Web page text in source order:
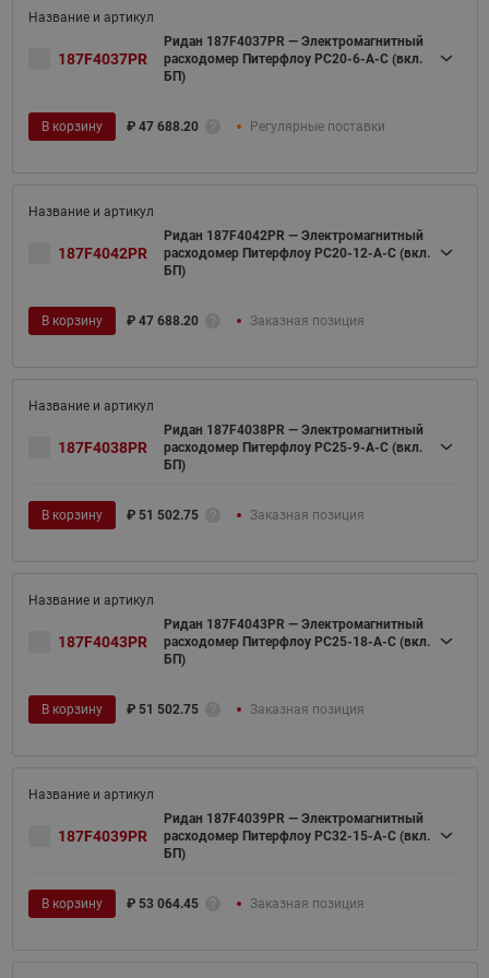
187F4037PR
Ридан 187F4037PR — Электромагнитный
расходомер Питерфлоу РС20-6-А-С (вкл.
БП)
В корзину ₽ 47 688.20 Регулярные поставки
187F4042PR
Ридан 187F4042PR — Электромагнитный
расходомер Питерфлоу РС20-12-А-С (вкл.
БП)
В корзину ₽ 47 688.20 Заказная позиция
187F4038PR
Ридан 187F4038PR — Электромагнитный
расходомер Питерфлоу РС25-9-А-С (вкл.
БП)
В корзину ₽ 51 502.75 Заказная позиция
187F4043PR
Ридан 187F4043PR — Электромагнитный
расходомер Питерфлоу РС25-18-А-С (вкл.
БП)
В корзину ₽ 51 502.75 Заказная позиция
187F4039PR
Ридан 187F4039PR — Электромагнитный
расходомер Питерфлоу РС32-15-А-С (вкл.
БП)
В корзину ₽ 53 064.45 Заказная позиция